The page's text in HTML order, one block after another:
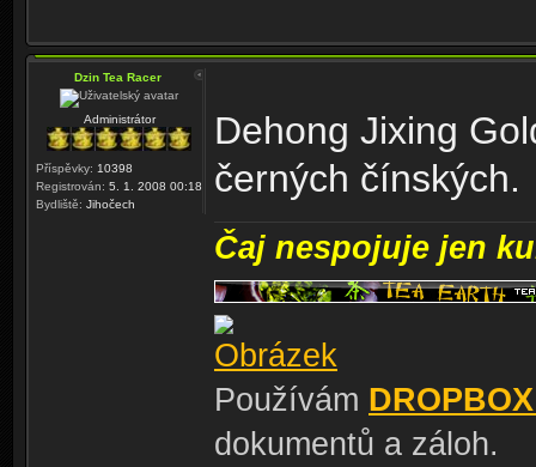
Dzin Tea Racer
Administrátor
Příspěvky: 10398
Registrován: 5. 1. 2008 00:18
Bydliště: Jihočech
Dehong Jixing
černých čínských.
Čaj nespojuje jen
Používám
dokumentů a záloh.